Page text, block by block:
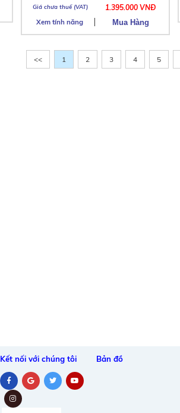
1.395.000 VNĐ
Xem tính năng
<< 1 2 3 4 5
Kết nối với chúng tôi Bản đồ